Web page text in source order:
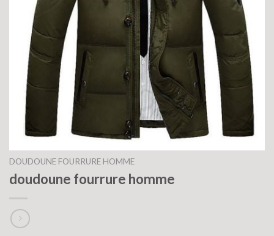
DOUDOUNE FOURRURE HOMME
doudoune fourrure homme